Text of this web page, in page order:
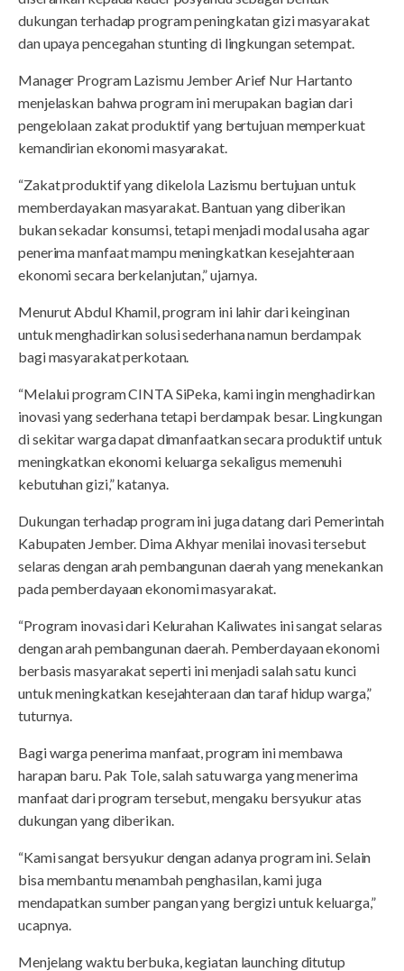
dukungan terhadap program peningkatan gizi masyarakat
dan upaya pencegahan stunting di lingkungan setempat.
Manager Program Lazismu Jember Arief Nur Hartanto
menjelaskan bahwa program ini merupakan bagian dari
pengelolaan zakat produktif yang bertujuan memperkuat
kemandirian ekonomi masyarakat.
“Zakat produktif yang dikelola Lazismu bertujuan untuk
memberdayakan masyarakat. Bantuan yang diberikan
bukan sekadar konsumsi, tetapi menjadi modal usaha agar
penerima manfaat mampu meningkatkan kesejahteraan
ekonomi secara berkelanjutan,” ujarnya.
Menurut Abdul Khamil, program ini lahir dari keinginan
untuk menghadirkan solusi sederhana namun berdampak
bagi masyarakat perkotaan.
“Melalui program CINTA SiPeka, kami ingin menghadirkan
inovasi yang sederhana tetapi berdampak besar. Lingkungan
di sekitar warga dapat dimanfaatkan secara produktif untuk
meningkatkan ekonomi keluarga sekaligus memenuhi
kebutuhan gizi,” katanya.
Dukungan terhadap program ini juga datang dari Pemerintah
Kabupaten Jember. Dima Akhyar menilai inovasi tersebut
selaras dengan arah pembangunan daerah yang menekankan
pada pemberdayaan ekonomi masyarakat.
“Program inovasi dari Kelurahan Kaliwates ini sangat selaras
dengan arah pembangunan daerah. Pemberdayaan ekonomi
berbasis masyarakat seperti ini menjadi salah satu kunci
untuk meningkatkan kesejahteraan dan taraf hidup warga,”
tuturnya.
Bagi warga penerima manfaat, program ini membawa
harapan baru. Pak Tole, salah satu warga yang menerima
manfaat dari program tersebut, mengaku bersyukur atas
dukungan yang diberikan.
“Kami sangat bersyukur dengan adanya program ini. Selain
bisa membantu menambah penghasilan, kami juga
mendapatkan sumber pangan yang bergizi untuk keluarga,”
ucapnya.
Menjelang waktu berbuka, kegiatan launching ditutup